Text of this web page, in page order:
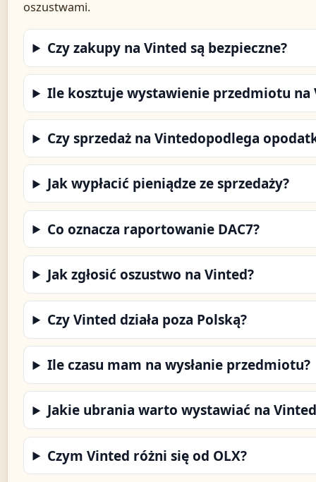
oszustwami.
Czy zakupy na Vinted są bezpieczne?
Ile kosztuje wystawienie przedmiotu na
Czy sprzedaż na Vintedopodlega
Jak wypłacić pieniądze ze sprzedaży?
Co oznacza raportowanie DAC7?
Jak zgłosić oszustwo na Vinted?
Czy Vinted działa poza Polską?
Ile czasu mam na wysłanie przedmiotu?
Jakie ubrania warto wystawiać na
Czym Vinted różni się od OLX?